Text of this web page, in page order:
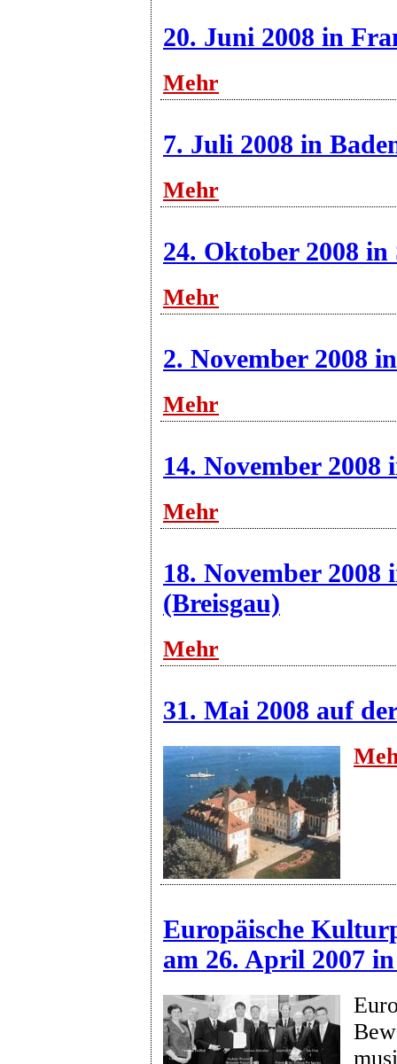
20. Juni 2008 in
Mehr
7. Juli 2008 in
Mehr
24. Oktober 2008
Mehr
2. November 2008
Mehr
14. November 2008
Mehr
18. November 2008
(Breisgau)
Mehr
31. Mai 2008 auf
Europäische
am 26. April 2007